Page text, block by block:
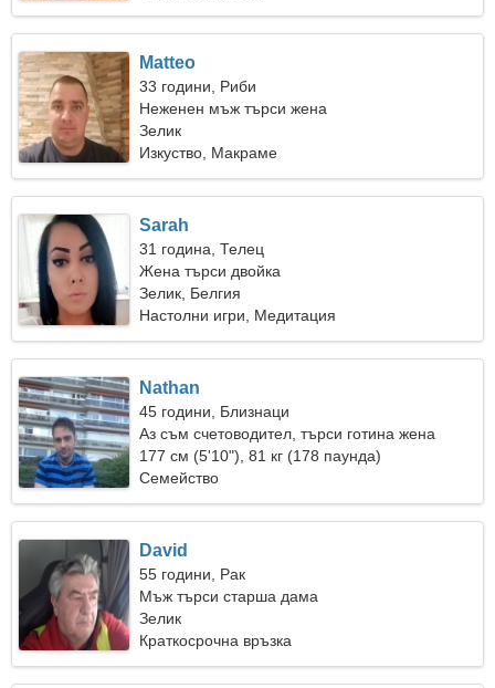
Matteo
33 години, Риби
Неженен мъж търси жена
Зелик
Изкуство, Макраме
Sarah
31 година, Телец
Жена търси двойка
Зелик, Белгия
Настолни игри, Медитация
Nathan
45 години, Близнаци
Аз съм счетоводител, търси готина жена
177 см (5'10"), 81 кг (178 паунда)
Семейство
David
55 години, Рак
Мъж търси старша дама
Зелик
Краткосрочна връзка